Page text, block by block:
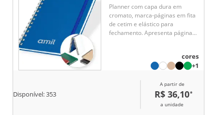
Planner com capa dura em
cromato, marca-páginas em fita
de cetim e elástico para
fechamento. Apresenta páginas
espaços para anotações diárias
e semanais durante todo o ano.
cores
+1
Disponível:353
A partir de
R$ 36,10*
a unidade